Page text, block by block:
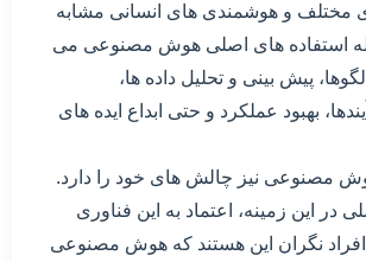
مختلف و هوشمندی های انسانی مشابه
استفاده های اصلی هوش مصنوعی می
پیش بینی و تحلیل داده ها،
بهبود عملکرد و حتی ابداع ایده های
مصنوعی نیز چالش های خود را دارد.
در این زمینه، اعتماد به این فناوری
نگران این هستند که هوش مصنوعی